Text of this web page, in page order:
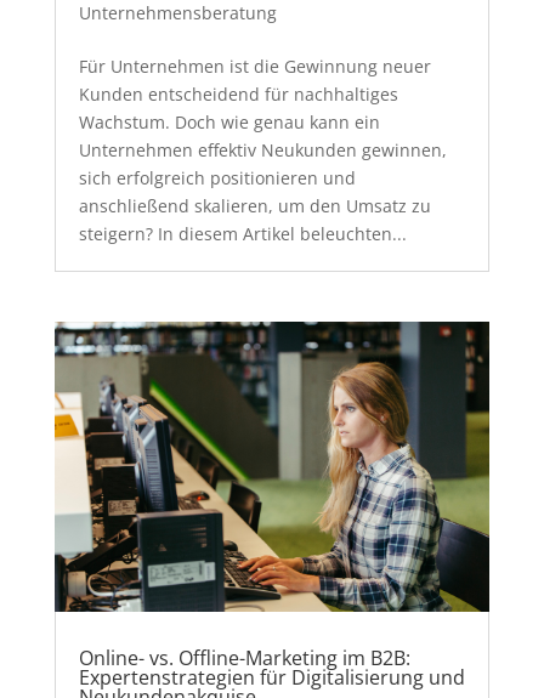
Unternehmensberatung
Für Unternehmen ist die Gewinnung neuer
Kunden entscheidend für nachhaltiges
Wachstum. Doch wie genau kann ein
Unternehmen effektiv Neukunden gewinnen,
sich erfolgreich positionieren und
anschließend skalieren, um den Umsatz zu
steigern? In diesem Artikel beleuchten...
Online- vs. Offline-Marketing im B2B:
Expertenstrategien für Digitalisierung und